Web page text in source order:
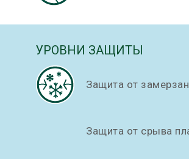
УРОВНИ ЗАЩИТЫ
Защита от
Защита от срыва